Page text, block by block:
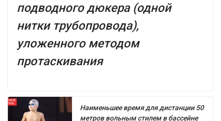
подводного дюкера (одной
нитки трубопровода),
уложенного методом
протаскивания
Наименьшее время для дистанции 50
метров вольным стилем в бассейне